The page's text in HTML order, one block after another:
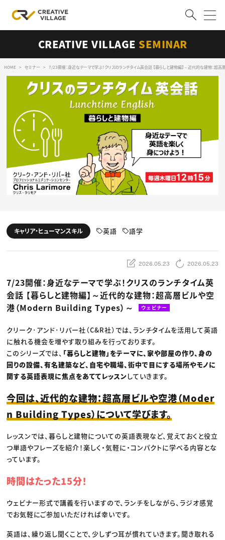
ログイン 会員登録
クリエイター求人を探す
CREATIVE JOB求人検索
特集求人
採用説明会
転職支援サービス
CONTENTS
スキルアップしたい！
動画配信・映像制作
編集・ライティング
ディレクション
TOP Creator’s コラム トップ
Webクリエイター
ゲームクリエイター
クリエイターインタビュー
C＆R Magazine
セミナー
ニュース・トレンド トップ
Web
映像
ゲーム・エンタメ
広告
CREATIVE VILLAGEからのお知らせ
プロフェッショナル×つながる×メディア
CREATIVE VILLAGE SEMINAR
HOME セミナー 7/23開催：身近なテーマで学ぶ！クリスのランチタイム英会話 【暮らしと建物編】～近代的な建物：超
キャリア・ヒューマンスキル 英語 語学
2026.05.23 2026.05.23
7/23開催：身近なテーマで学ぶ！クリスのランチタイム英
会話 【暮らしと建物編】～近代的な建物：超高層ビルや空
港（Modern Building Types）～
ウェビナー
クリーク･アンド･リバー社（C&R社）では、ランチタイムを活用して英語
に触れる機会を増やす取り組みを行っております。
このシリーズでは、 「暮らしと建物」をテーマに、家や部屋の作り、身の
回りの設備、有名建築など、自宅や職場、街中で目にする場所やモノに
関する英語表現に焦点をあててレッスンしていきます。
今回は、近代的な建物：超高層ビルや空港（Moder
n Building Types）について学びます。
レッスンでは、暮らしと建物についての英語表現など、覚えておくと役立
つ単語やフレーズを紹介！楽しく・気軽に・コンパクトに学べる内容とな
っています。
時間はたった15分！
ウェビナー形式で講義を行いますので、ランチをしながら、ラジオ感覚
でお気軽にご参加いただければ幸いです。
英語は、繰り返し聞くことで、少しずつ耳が慣れていきます。聞き取れる